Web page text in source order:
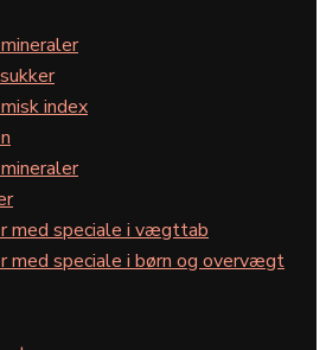
index
med speciale i vægttab
med speciale i børn og overvægt